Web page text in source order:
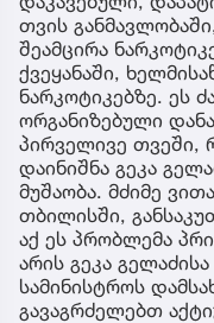
თვის
შეამცირა
ქვეყანაში,
ნარკოტიკებზე. ეს
ორგანიზებული
პირველივე თვეში,
დაინიშნა გეკა
მუშაობა. მძიმე
თბილისში,
აქ ეს პრობლემა
არის გეკა
სამინისტროს
გავაგრძელებთ